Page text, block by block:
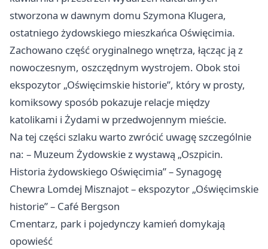
stworzona w dawnym domu Szymona Klugera,
ostatniego żydowskiego mieszkańca Oświęcimia.
Zachowano część oryginalnego wnętrza, łącząc ją z
nowoczesnym, oszczędnym wystrojem. Obok stoi
ekspozytor „Oświęcimskie historie”, który w prosty,
komiksowy sposób pokazuje relacje między
katolikami i Żydami w przedwojennym mieście.
Na tej części szlaku warto zwrócić uwagę szczególnie
na: – Muzeum Żydowskie z wystawą „Oszpicin.
Historia żydowskiego Oświęcimia” – Synagogę
Chewra Lomdej Misznajot – ekspozytor „Oświęcimskie
historie” – Café Bergson
Cmentarz, park i pojedynczy kamień domykają
opowieść